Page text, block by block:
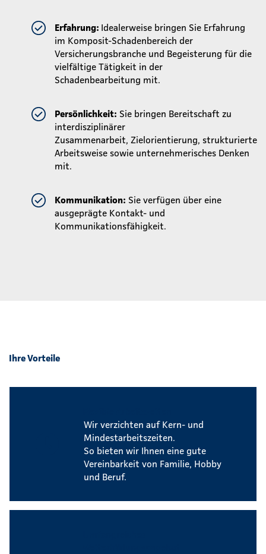
Erfahrung: Idealerweise bringen Sie Erfahrung
im Komposit-Schadenbereich der
Versicherungsbranche und Begeisterung für die
vielfältige Tätigkeit in der
Schadenbearbeitung mit.
Persönlichkeit: Sie bringen Bereitschaft zu
interdisziplinärer
Zusammenarbeit, Zielorientierung, strukturierte
Arbeitsweise sowie unternehmerisches Denken
mit.
Kommunikation: Sie verfügen über eine
ausgeprägte Kontakt- und
Kommunikationsfähigkeit.
Ihre Vorteile
Wir verzichten auf Kern- und
Mindestarbeitszeiten.
So bieten wir Ihnen eine gute
Vereinbarkeit von Familie, Hobby
und Beruf.